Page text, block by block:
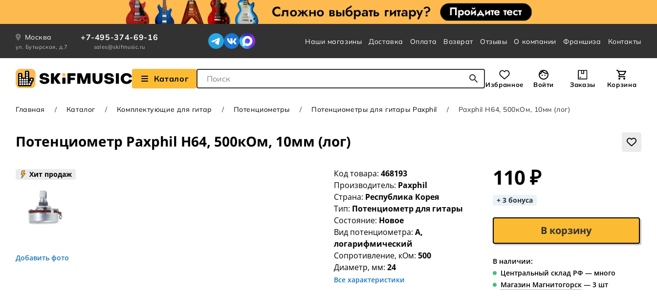
Москва
ул. Бутырская, д.7
+7-495-374-69-16
sales@skifmusic.ru
Наши магазины Доставка Оплата Возврат Отзывы О компании Франшиза Контакты
Каталог Поле для Поиска
Избранное Войти Заказы Корзина
Главная Каталог Комплектующие для гитар Потенциометры Потенциометры для гитары Paxphil Paxphil H64, 500кОм, 10мм (лог)
Потенциометр Paxphil H64, 500кОм, 10мм (лог)
Хит продаж
Добавить фото
Код товара:468193
Производитель: Paxphil
Страна: Республика Корея
Тип: Потенциометр для гитары
Состояние: Новое
Вид потенциометра:A,
логарифмический
Сопротивление, кОм:500
Диаметр, мм:24
Все характеристики
110 ₽
+ 3 бонуса
В корзину
В наличии:
Центральный склад РФ — много
Магазин Магнитогорск— 3 шт